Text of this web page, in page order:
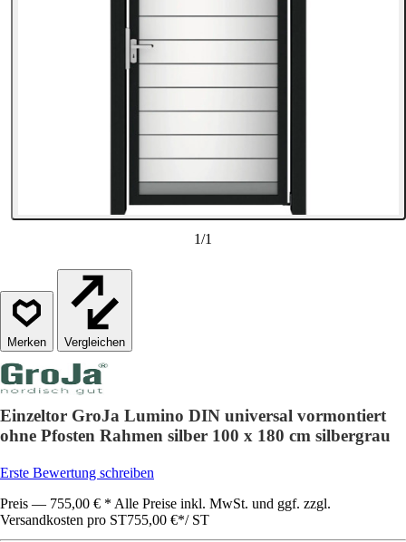
1/1
Vergleichen
Einzeltor GroJa Lumino DIN universal vormontiert
ohne Pfosten Rahmen silber 100 x 180 cm silbergrau
Erste Bewertung schreiben
Preis — 755,00 € * Alle Preise inkl. MwSt. und ggf. zzgl.
Versandkosten pro ST755,00 €*/ ST